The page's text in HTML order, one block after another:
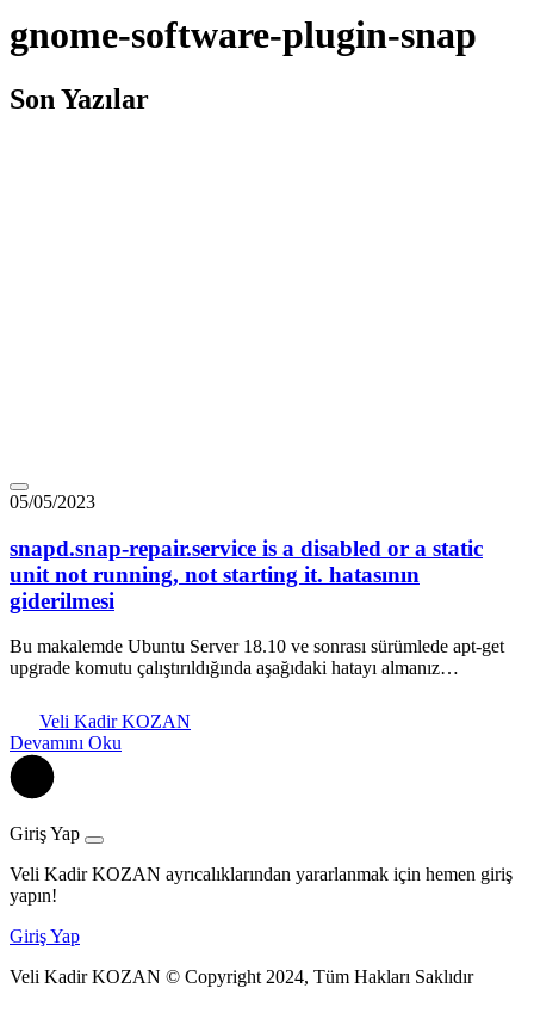
gnome-software-plugin-snap
Son Yazılar
05/05/2023
snapd.snap-repair.service is a disabled or a static
unit not running, not starting it. hatasının
giderilmesi
Bu makalemde Ubuntu Server 18.10 ve sonrası sürümlede apt-get
upgrade komutu çalıştırıldığında aşağıdaki hatayı almanız…
Veli Kadir KOZAN
Devamını Oku
Giriş Yap
Veli Kadir KOZAN ayrıcalıklarından yararlanmak için hemen giriş
yapın!
Giriş Yap
Veli Kadir KOZAN © Copyright 2024, Tüm Hakları Saklıdır